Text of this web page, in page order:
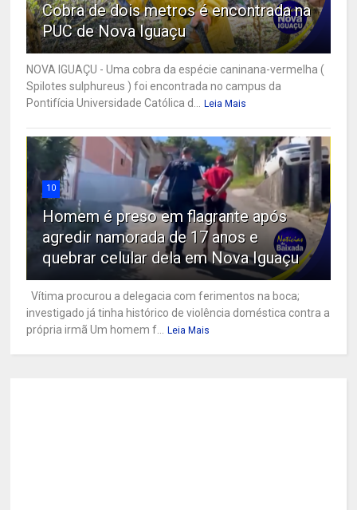
Cobra de dois metros é encontrada na
PUC de Nova Iguaçu
NOVA IGUAÇU - Uma cobra da espécie caninana-vermelha (
Spilotes sulphureus ) foi encontrada no campus da
Pontifícia Universidade Católica d... Leia Mais
10
Homem é preso em flagrante após
agredir namorada de 17 anos e
quebrar celular dela em Nova Iguaçu
Vítima procurou a delegacia com ferimentos na boca;
investigado já tinha histórico de violência doméstica contra a
própria irmã Um homem f... Leia Mais